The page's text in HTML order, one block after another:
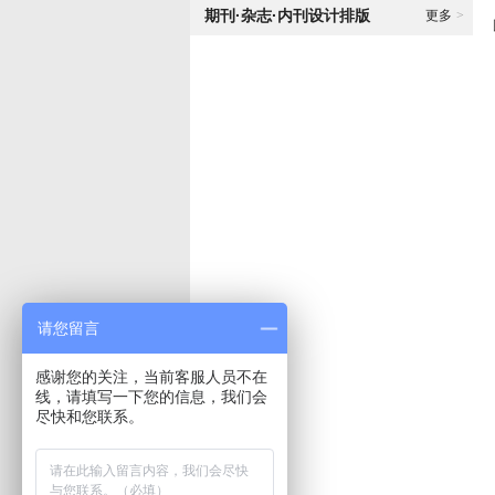
期刊·杂志·内刊设计排版 更多 >
请您留言
感谢您的关注，当前客服人员不在
线，请填写一下您的信息，我们会
尽快和您联系。